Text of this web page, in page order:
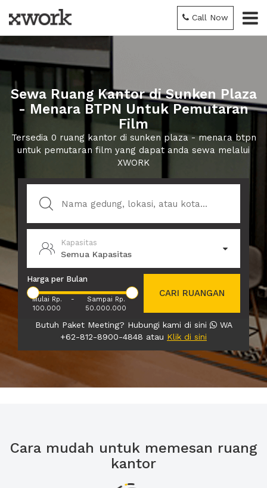
Call Now
Sewa Ruang Kantor di Sunken Plaza
- Menara BTPN Untuk Pemutaran
Film
Tersedia 0 ruang kantor di sunken plaza - menara btpn
untuk pemutaran film yang dapat anda sewa melalui
XWORK
Kapasitas
Semua Kapasitas
Harga per Bulan
Mulai Rp.
100.000
-
Sampai Rp.
50.000.000
CARI RUANGAN
Butuh Paket Meeting? Hubungi kami di sini
WA
+62-812-8900-4848 atau Klik di sini
Cara mudah untuk memesan ruang
kantor